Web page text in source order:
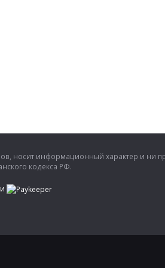
носит информационный характер и ни
кодекса РФ.